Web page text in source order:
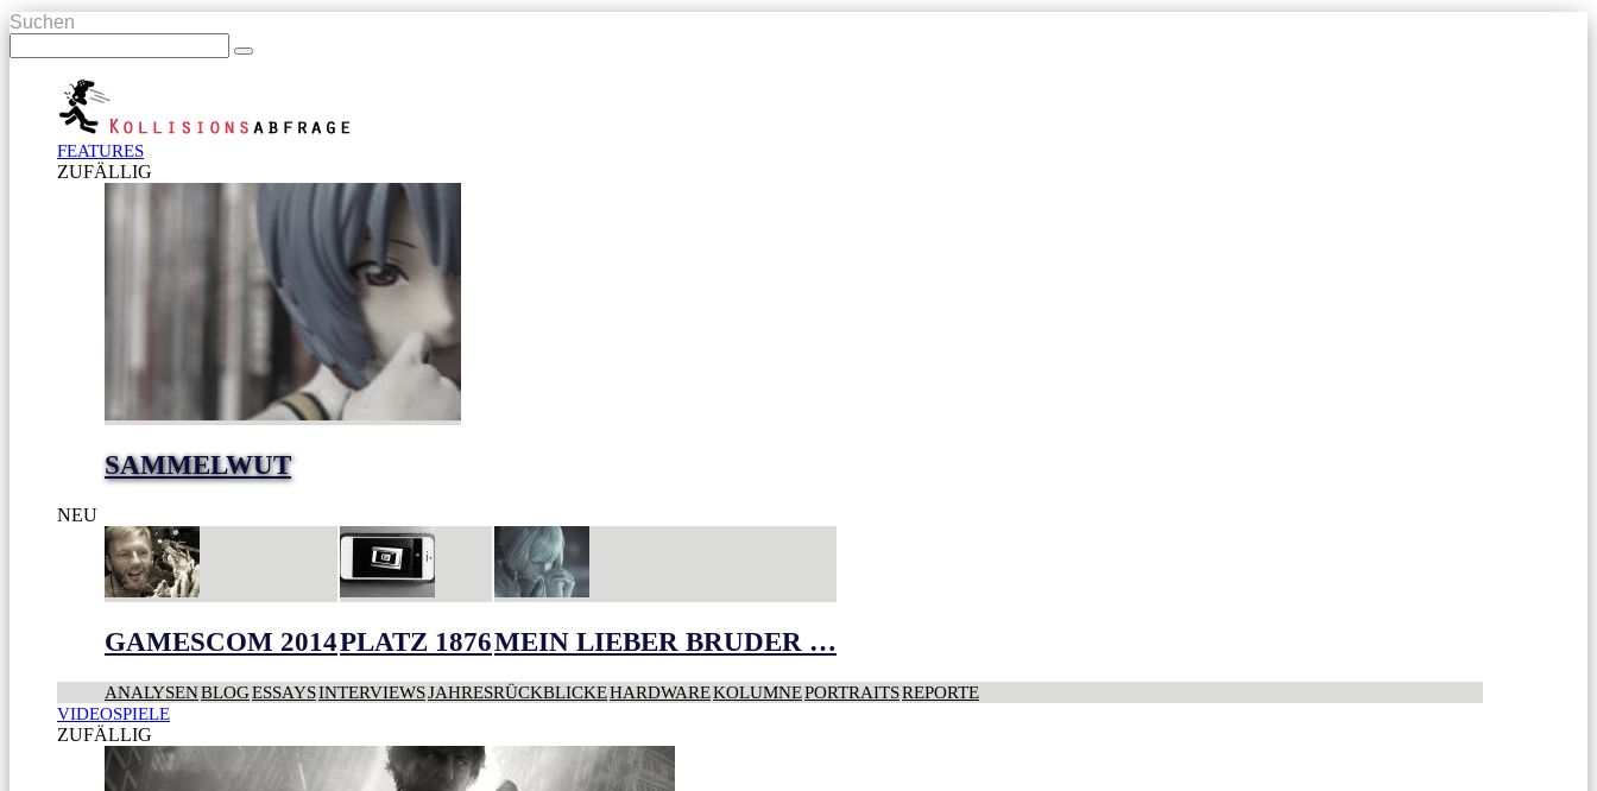
Suchen
FEATURES
ZUFÄLLIG
SAMMELWUT
NEU
GAMESCOM 2014PLATZ 1876MEIN LIEBER BRUDER …
ANALYSENBLOGESSAYSINTERVIEWSJAHRESRÜCKBLICKEHARDWAREKOLUMNEPORTRAITSREPORTE
VIDEOSPIELE
ZUFÄLLIG